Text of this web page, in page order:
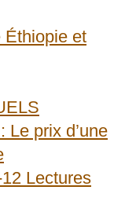
Éthiopie et
Le prix d’une
Lectures